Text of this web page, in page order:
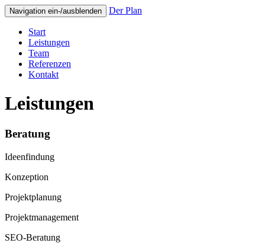
Navigation ein-/ausblenden Der Plan
Start
Leistungen
Team
Referenzen
Kontakt
Leistungen
Beratung
Ideenfindung
Konzeption
Projektplanung
Projektmanagement
SEO-Beratung